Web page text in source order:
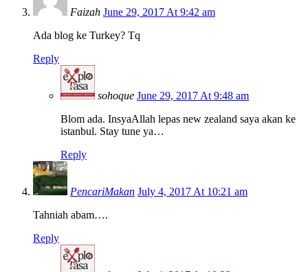
Faizah June 29, 2017 At 9:42 am
Ada blog ke Turkey? Tq
Reply
sohoque June 29, 2017 At 9:48 am
Blom ada. InsyaAllah lepas new zealand saya akan ke
istanbul. Stay tune ya…
Reply
PencariMakan July 4, 2017 At 10:21 am
Tahniah abam….
Reply